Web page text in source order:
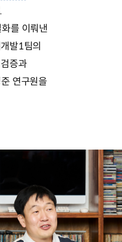
를 이뤄낸
발1팀의
증과
연구원을